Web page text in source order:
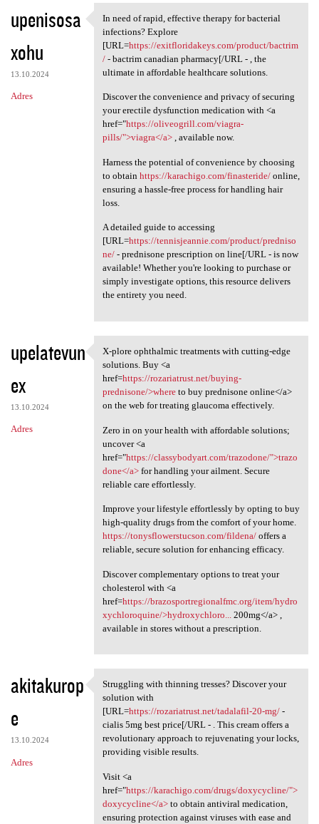
upenisosa
xohu
13.10.2024
Adres
In need of rapid, effective
In need of rapid, effective therapy for bacterial
infections? Explore
[URL=https://exitfloridakeys.com/product/bactrim
/- bactrim canadian pharmacy[/URL - , the
ultimate in affordable healthcare solutions.
Discover the convenience and privacy of securing
your erectile dysfunction medication with <a
href="https://oliveogrill.com/viagra-
pills/">viagra</a>, available now.
Harness the potential of convenience by choosing
to obtain https://karachigo.com/finasteride/online,
ensuring a hassle-free process for handling hair
loss.
A detailed guide to accessing
[URL=https://tennisjeannie.com/product/predniso
ne/- prednisone prescription on line[/URL - is now
available! Whether you're looking to purchase or
simply investigate options, this resource delivers
the entirety you need.
upelatevun
ex
13.10.2024
Adres
X-plore ophthalmic treatments
X-plore ophthalmic treatments with cutting-edge
solutions. Buy <a
href=https://rozariatrust.net/buying-
prednisone/>whereto buy prednisone online</a>
on the web for treating glaucoma effectively.
Zero in on your health with affordable solutions;
uncover <a
href="https://classybodyart.com/trazodone/">trazo
done</a>for handling your ailment. Secure
reliable care effortlessly.
Improve your lifestyle effortlessly by opting to buy
high-quality drugs from the comfort of your home.
https://tonysflowerstucson.com/fildena/offers a
reliable, secure solution for enhancing efficacy.
Discover complementary options to treat your
cholesterol with <a
href=https://brazosportregionalfmc.org/item/hydro
xychloroquine/>hydroxychloro...
200mg</a> ,
available in stores without a prescription.
akitakurop
e
13.10.2024
Adres
Struggling with thinning
Struggling with thinning tresses? Discover your
solution with
[URL=https://rozariatrust.net/tadalafil-20-mg/-
cialis 5mg best price[/URL - . This cream offers a
revolutionary approach to rejuvenating your locks,
providing visible results.
Visit <a
href="https://karachigo.com/drugs/doxycycline/">
doxycycline</a>to obtain antiviral medication,
ensuring protection against viruses with ease and